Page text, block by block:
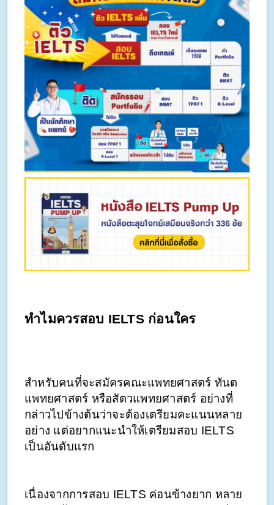
ทำไมควรสอบ IELTS ก่อนใคร
สำหรับคนที่จะสมัครคณะแพทยศาสตร์ ทันต
แพทยศาสตร์ หรือสัตวแพทยศาสตร์ อย่างที่
กล่าวไปข้างต้นว่าจะต้องเตรียมคะแนนหลาย
อย่าง แต่อยากแนะนำให้เตรียมสอบ IELTS
เป็นอันดับแรก
เนื่องจากการสอบ IELTS ค่อนข้างยาก หลาย